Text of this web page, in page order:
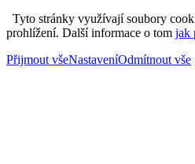
Tyto stránky využívají soubory
prohlížení. Další informace o tom jak
Přijmout všeNastaveníOdmítnout vše